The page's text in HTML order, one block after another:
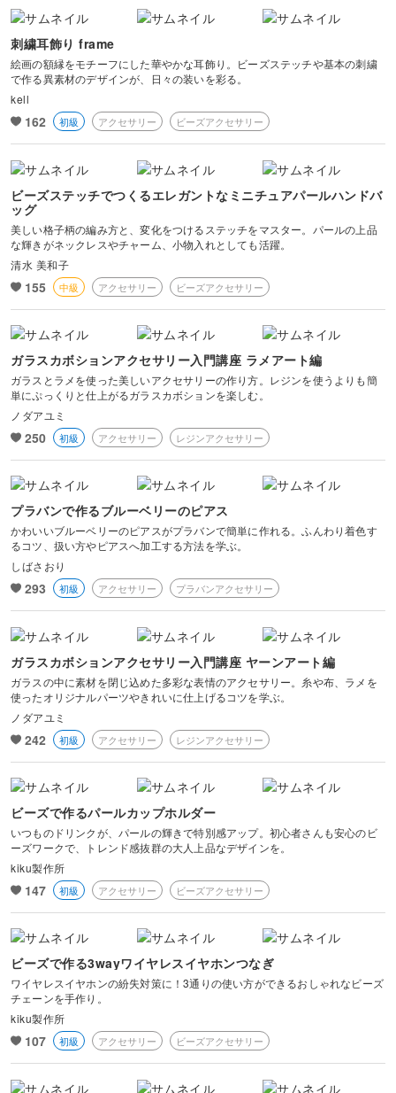
刺繍耳飾り frame
絵画の額縁をモチーフにした華やかな耳飾り。ビーズステッチや基本の刺繍
で作る異素材のデザインが、日々の装いを彩る。
kell
162 初級 アクセサリー ビーズアクセサリー
ビーズステッチでつくるエレガントなミニチュアパールハンドバ
ッグ
美しい格子柄の編み方と、変化をつけるステッチをマスター。パールの上品
な輝きがネックレスやチャーム、小物入れとしても活躍。
清水 美和子
155 中級 アクセサリー ビーズアクセサリー
ガラスカボションアクセサリー入門講座 ラメアート編
ガラスとラメを使った美しいアクセサリーの作り方。レジンを使うよりも簡
単にぷっくりと仕上がるガラスカボションを楽しむ。
ノダアユミ
250 初級 アクセサリー レジンアクセサリー
プラバンで作るブルーベリーのピアス
かわいいブルーベリーのピアスがプラバンで簡単に作れる。ふんわり着色す
るコツ、扱い方やピアスへ加工する方法を学ぶ。
しばさおり
293 初級 アクセサリー プラバンアクセサリー
ガラスカボションアクセサリー入門講座 ヤーンアート編
ガラスの中に素材を閉じ込めた多彩な表情のアクセサリー。糸や布、ラメを
使ったオリジナルパーツやきれいに仕上げるコツを学ぶ。
ノダアユミ
242 初級 アクセサリー レジンアクセサリー
ビーズで作るパールカップホルダー
いつものドリンクが、パールの輝きで特別感アップ。初心者さんも安心のビ
ーズワークで、トレンド感抜群の大人上品なデザインを。
kiku製作所
147 初級 アクセサリー ビーズアクセサリー
ビーズで作る3wayワイヤレスイヤホンつなぎ
ワイヤレスイヤホンの紛失対策に！3通りの使い方ができるおしゃれなビーズ
チェーンを手作り。
kiku製作所
107 初級 アクセサリー ビーズアクセサリー